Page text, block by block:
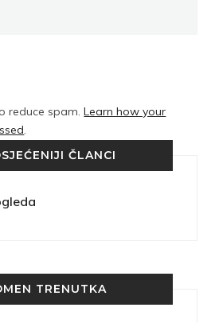
reduce spam.Learn how your
ČLANCI
TRENUTKA